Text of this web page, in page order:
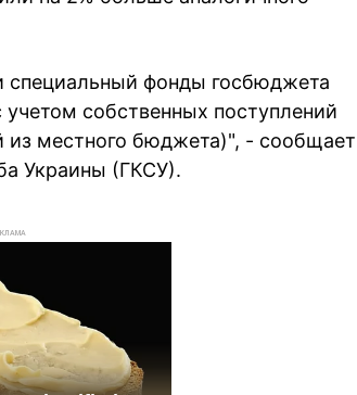
специальный фонды госбюджета
собственных поступлений
местного бюджета)", - сообщает
Украины (ГКСУ).